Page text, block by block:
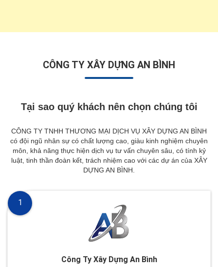
CÔNG TY XÂY DỰNG AN BÌNH
Tại sao quý khách nên chọn chúng tôi
CÔNG TY TNHH THƯƠNG MẠI DỊCH VỤ XÂY DỰNG AN BÌNH
có đội ngũ nhân sự có chất lượng cao, giàu kinh nghiệm chuyên
môn, khả năng thực hiện dịch vụ tư vấn chuyên sâu, có tính kỷ
luật, tinh thần đoàn kết, trách nhiệm cao với các dự án của XÂY
DỰNG AN BÌNH.
Công Ty Xây Dựng An Bình
1